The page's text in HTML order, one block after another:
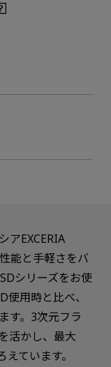
アEXCERIA
能と手軽さをバ
シリーズをお使
用時と比べ、
す。3次元フラ
活かし、最大
ています。